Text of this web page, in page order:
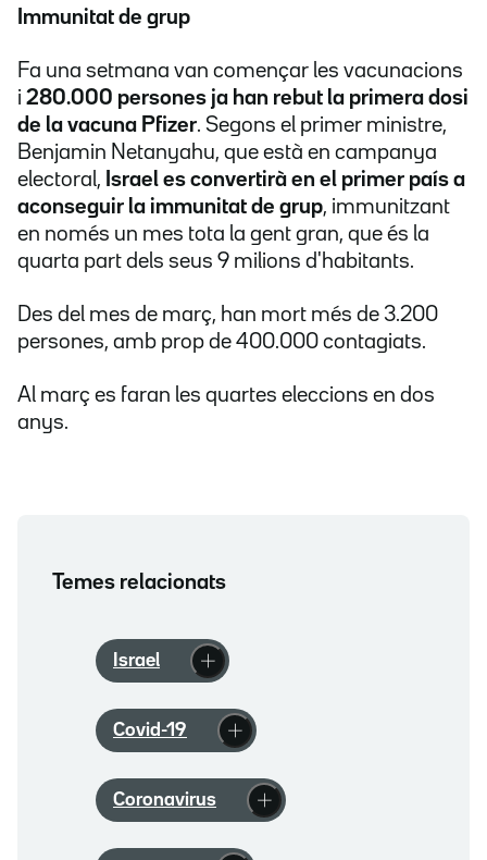
Immunitat de grup
Fa una setmana van començar les vacunacions
i 280.000 persones ja han rebut la primera dosi
de la vacuna Pfizer. Segons el primer ministre,
Benjamin Netanyahu, que està en campanya
electoral, Israel es convertirà en el primer país a
aconseguir la immunitat de grup, immunitzant
en només un mes tota la gent gran, que és la
quarta part dels seus 9 milions d'habitants.
Des del mes de març, han mort més de 3.200
persones, amb prop de 400.000 contagiats.
Al març es faran les quartes eleccions en dos
anys.
Temes relacionats
Israel
Covid-19
Coronavirus